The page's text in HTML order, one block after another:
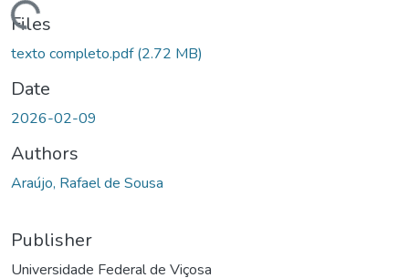
Files
texto completo.pdf(2.72 MB)
Date
2026-02-09
Authors
Araújo, Rafael de Sousa
Publisher
Universidade Federal de Viçosa